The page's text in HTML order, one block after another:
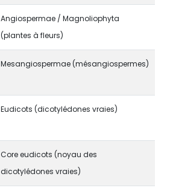
Angiospermae / Magnoliophyta
(plantes à fleurs)
Mesangiospermae (mésangiospermes)
Eudicots (dicotylédones vraies)
Core eudicots (noyau des
dicotylédones vraies)